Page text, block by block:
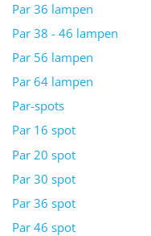
Par 36 lampen
Par 38 - 46 lampen
Par 56 lampen
Par 64 lampen
Par-spots
Par 16 spot
Par 20 spot
Par 30 spot
Par 36 spot
Par 46 spot